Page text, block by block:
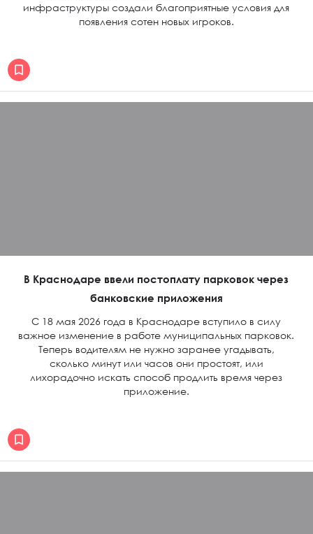
инфраструктуры создали благоприятные условия для
появления сотен новых игроков.
В Краснодаре ввели постоплату парковок через
банковские приложения
С 18 мая 2026 года в Краснодаре вступило в силу
важное изменение в работе муниципальных парковок.
Теперь водителям не нужно заранее угадывать,
сколько минут или часов они простоят, или
лихорадочно искать способ продлить время через
приложение.